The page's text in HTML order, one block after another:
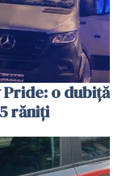
o dubiță
răniți